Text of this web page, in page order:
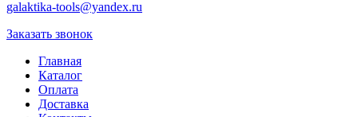
galaktika-tools@yandex.ru
Заказать звонок
Главная
Каталог
Оплата
Доставка